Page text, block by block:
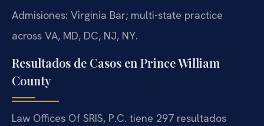
Admisiones: Virginia Bar; multi-state practice
across VA, MD, DC, NJ, NY.
Resultados de Casos en Prince William
County
Law Offices Of SRIS, P.C. tiene 297 resultados